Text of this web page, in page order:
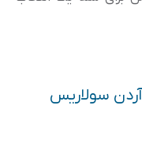
سولاریس